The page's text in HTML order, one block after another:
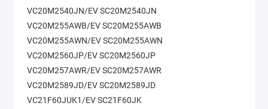
VC20M2540JN/EV SC20M2540JN
VC20M255AWB/EV SC20M255AWB
VC20M255AWN/EV SC20M255AWN
VC20M2560JP/EV SC20M2560JP
VC20M257AWR/EV SC20M257AWR
VC20M2589JD/EV SC20M2589JD
VC21F60JUK1/EV SC21F60JK